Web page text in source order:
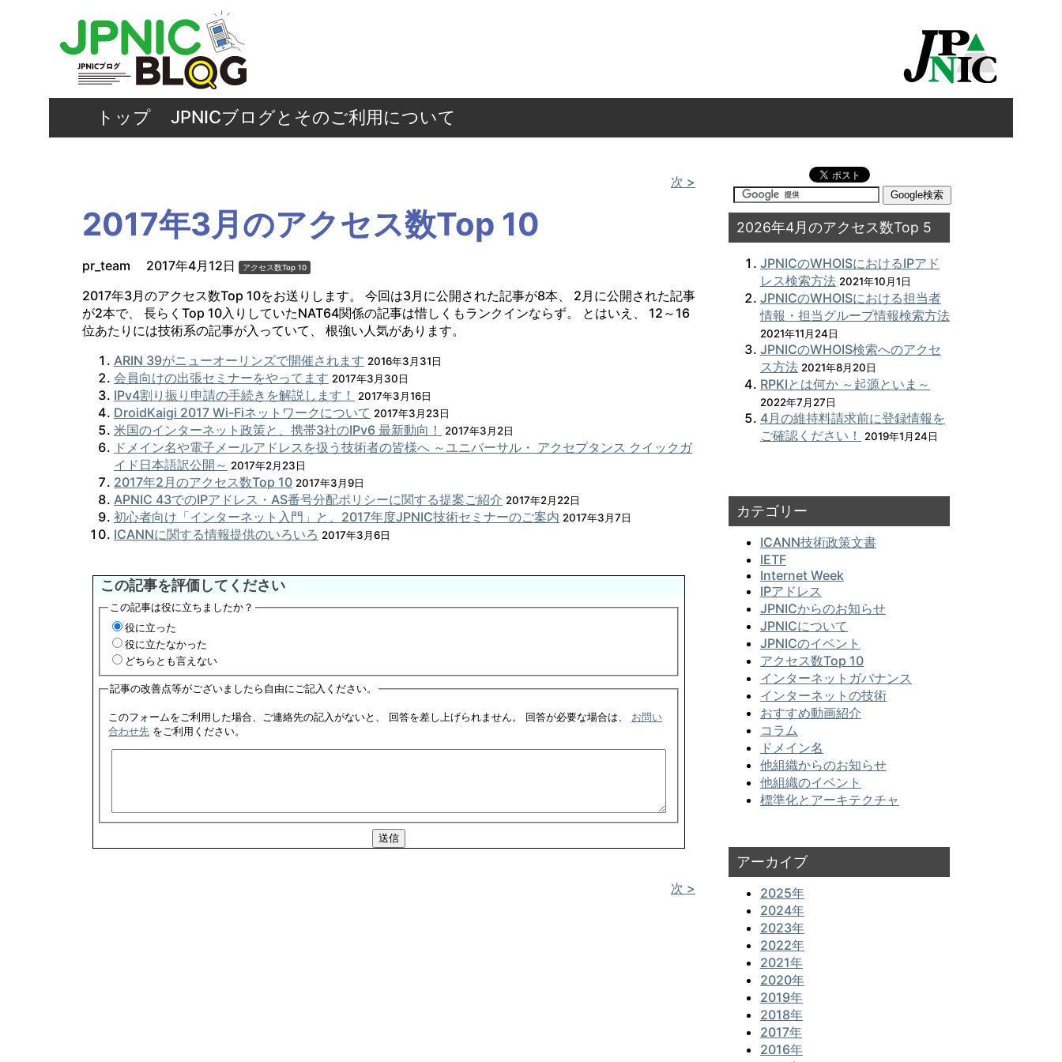
トップ JPNICブログとそのご利用について
次 >
2017年3月のアクセス数Top 10
pr_team 2017年4月12日 アクセス数Top 10
2017年3月のアクセス数Top 10をお送りします。 今回は3月に公開された記事が8本、 2月に公開された記事
が2本で、 長らくTop 10入りしていたNAT64関係の記事は惜しくもランクインならず。 とはいえ、 12～16
位あたりには技術系の記事が入っていて、 根強い人気があります。
ARIN 39がニューオーリンズで開催されます 2016年3月31日
会員向けの出張セミナーをやってます 2017年3月30日
IPv4割り振り申請の手続きを解説します！ 2017年3月16日
DroidKaigi 2017 Wi-Fiネットワークについて 2017年3月23日
米国のインターネット政策と、携帯3社のIPv6 最新動向！ 2017年3月2日
ドメイン名や電子メールアドレスを扱う技術者の皆様へ ～ユニバーサル・ アクセプタンス クイックガ
イド日本語訳公開～ 2017年2月23日
2017年2月のアクセス数Top 10 2017年3月9日
APNIC 43でのIPアドレス・AS番号分配ポリシーに関する提案ご紹介 2017年2月22日
初心者向け「インターネット入門」と、2017年度JPNIC技術セミナーのご案内 2017年3月7日
ICANNに関する情報提供のいろいろ 2017年3月6日
この記事を評価してください
この記事は役に立ちましたか？
役に立った
役に立たなかった
どちらとも言えない
記事の改善点等がございましたら自由にご記入ください。
このフォームをご利用した場合、ご連絡先の記入がないと、 回答を差し上げられません。 回答が必要な場合は、 お問い
合わせ先 をご利用ください。
次 >
2026年4月のアクセス数Top 5
JPNICのWHOISにおけるIPアド
レス検索方法 2021年10月1日
JPNICのWHOISにおける担当者
情報・担当グループ情報検索方法
2021年11月24日
JPNICのWHOIS検索へのアクセ
ス方法 2021年8月20日
RPKIとは何か ～起源といま～
2022年7月27日
4月の維持料請求前に登録情報を
ご確認ください！
2019年1月24日
カテゴリー
ICANN技術政策文書
IETF
Internet Week
IPアドレス
JPNICからのお知らせ
JPNICについて
JPNICのイベント
アクセス数Top 10
インターネットガバナンス
インターネットの技術
おすすめ動画紹介
コラム
ドメイン名
他組織からのお知らせ
他組織のイベント
標準化とアーキテクチャ
アーカイブ
2025年
2024年
2023年
2022年
2021年
2020年
2019年
2018年
2017年
2016年